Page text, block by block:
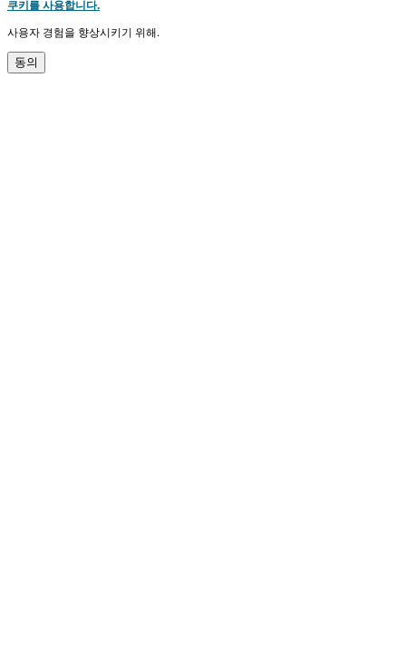
쿠키를 사용합니다.
사용자 경험을 향상시키기 위해.
동의